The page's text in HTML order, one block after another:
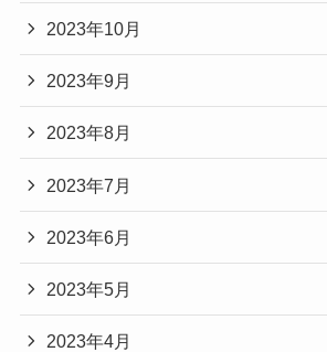
2023年10月
2023年9月
2023年8月
2023年7月
2023年6月
2023年5月
2023年4月